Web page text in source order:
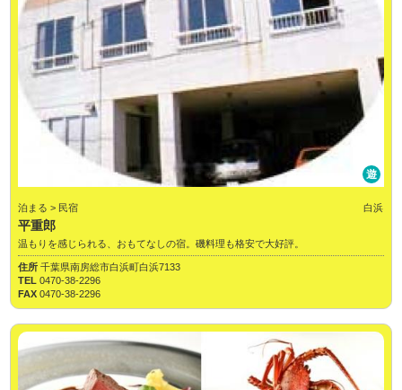
遊
泊まる > 民宿 白浜
平重郎
温もりを感じられる、おもてなしの宿。磯料理も格安で大好評。
住所千葉県南房総市白浜町白浜7133
TEL0470-38-2296
FAX0470-38-2296